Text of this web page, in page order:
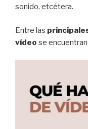
sonido, etcétera.
Entre las
vídeo se